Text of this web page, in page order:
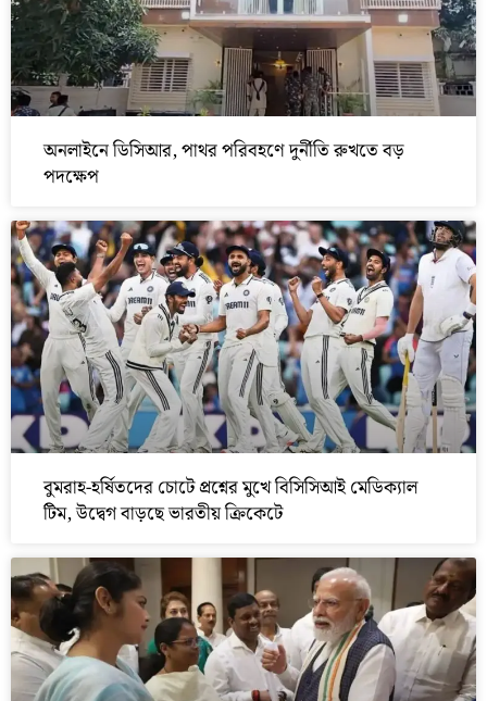
অনলাইনে ডিসিআর, পাথর পরিবহণে দুর্নীতি রুখতে বড়
পদক্ষেপ
বুমরাহ-হর্ষিতদের চোটে প্রশ্নের মুখে বিসিসিআই মেডিক্যাল
টিম, উদ্বেগ বাড়ছে ভারতীয় ক্রিকেটে